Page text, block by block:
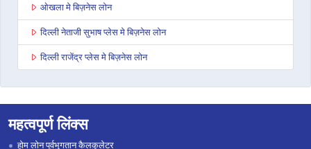
ओखला मे बिज़नेस लोन
दिल्ली नेताजी सुभाष प्लेस मे बिज़नेस लोन
दिल्ली राजेंद्र प्लेस मे बिज़नेस लोन
महत्वपूर्ण लिंक्स
होम लोन पूर्वभुगतान कैलकुलेटर